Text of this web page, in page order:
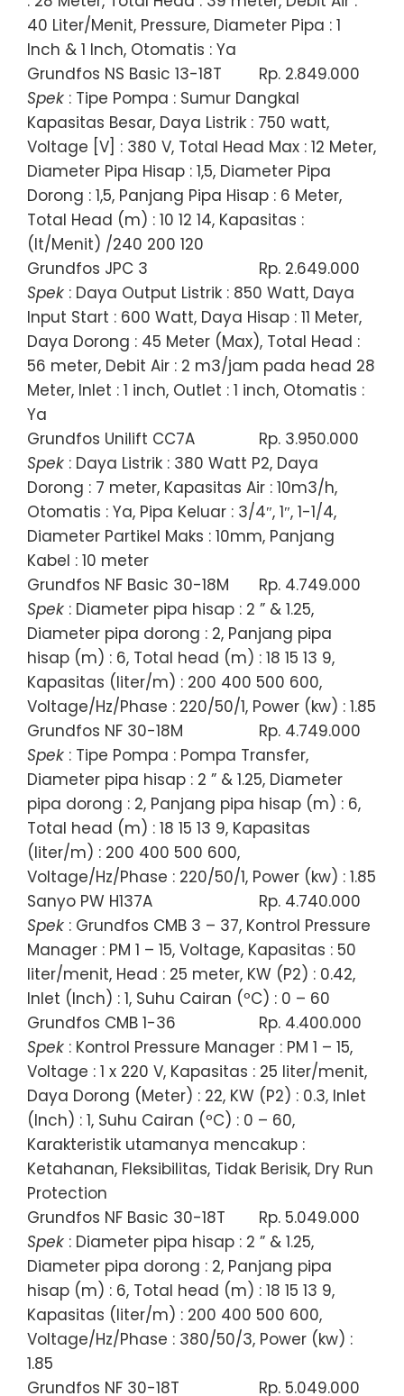
40 Liter/Menit, Pressure, Diameter Pipa : 1
Inch & 1 Inch, Otomatis : Ya
Grundfos NS Basic 13-18T
Rp. 2.849.000
Spek : Tipe Pompa : Sumur Dangkal
Kapasitas Besar, Daya Listrik : 750 watt,
Voltage [V] : 380 V, Total Head Max : 12 Meter,
Diameter Pipa Hisap : 1,5, Diameter Pipa
Dorong : 1,5, Panjang Pipa Hisap : 6 Meter,
Total Head (m) : 10 12 14, Kapasitas :
(lt/Menit) /240 200 120
Grundfos JPC 3
Rp. 2.649.000
Spek : Daya Output Listrik : 850 Watt, Daya
Input Start : 600 Watt, Daya Hisap : 11 Meter,
Daya Dorong : 45 Meter (Max), Total Head :
56 meter, Debit Air : 2 m3/jam pada head 28
Meter, Inlet : 1 inch, Outlet : 1 inch, Otomatis :
Ya
Grundfos Unilift CC7A
Rp. 3.950.000
Spek : Daya Listrik : 380 Watt P2, Daya
Dorong : 7 meter, Kapasitas Air : 10m3/h,
Otomatis : Ya, Pipa Keluar : 3/4″, 1″, 1-1/4,
Diameter Partikel Maks : 10mm, Panjang
Kabel : 10 meter
Grundfos NF Basic 30-18M
Rp. 4.749.000
Spek : Diameter pipa hisap : 2 ” & 1.25,
Diameter pipa dorong : 2, Panjang pipa
hisap (m) : 6, Total head (m) : 18 15 13 9,
Kapasitas (liter/m) : 200 400 500 600,
Voltage/Hz/Phase : 220/50/1, Power (kw) : 1.85
Grundfos NF 30-18M
Rp. 4.749.000
Spek : Tipe Pompa : Pompa Transfer,
Diameter pipa hisap : 2 ” & 1.25, Diameter
pipa dorong : 2, Panjang pipa hisap (m) : 6,
Total head (m) : 18 15 13 9, Kapasitas
(liter/m) : 200 400 500 600,
Voltage/Hz/Phase : 220/50/1, Power (kw) : 1.85
Sanyo PW H137A
Rp. 4.740.000
Spek : Grundfos CMB 3 – 37, Kontrol Pressure
Manager : PM 1 – 15, Voltage, Kapasitas : 50
liter/menit, Head : 25 meter, KW (P2) : 0.42,
Inlet (Inch) : 1, Suhu Cairan (ºC) : 0 – 60
Grundfos CMB 1-36
Rp. 4.400.000
Spek : Kontrol Pressure Manager : PM 1 – 15,
Voltage : 1 x 220 V, Kapasitas : 25 liter/menit,
Daya Dorong (Meter) : 22, KW (P2) : 0.3, Inlet
(Inch) : 1, Suhu Cairan (ºC) : 0 – 60,
Karakteristik utamanya mencakup :
Ketahanan, Fleksibilitas, Tidak Berisik, Dry Run
Protection
Grundfos NF Basic 30-18T
Rp. 5.049.000
Spek : Diameter pipa hisap : 2 ” & 1.25,
Diameter pipa dorong : 2, Panjang pipa
hisap (m) : 6, Total head (m) : 18 15 13 9,
Kapasitas (liter/m) : 200 400 500 600,
Voltage/Hz/Phase : 380/50/3, Power (kw) :
1.85
Grundfos NF 30-18T
Rp. 5.049.000